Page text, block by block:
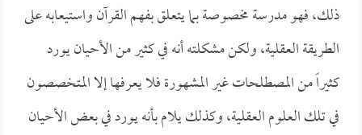
ذلك، فهو مدرسة مخصوصة بما يتعلق بفهم القرآن واستيعابه على
الطريقة العقلية، ولكن مشكلته أنه في كثير من الأحيان يورد
كثيراً من المصطلحات غير المشهورة فلا يعرفها إلا المتخصصون
في تلك العلوم العقلية، وكذلك يلام بأنه يورد في بعض الأحيان